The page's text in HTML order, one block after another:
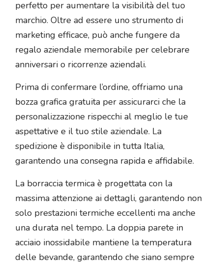
perfetto per aumentare la visibilità del tuo
marchio. Oltre ad essere uno strumento di
marketing efficace, può anche fungere da
regalo aziendale memorabile per celebrare
anniversari o ricorrenze aziendali.
Prima di confermare l’ordine, offriamo una
bozza grafica gratuita per assicurarci che la
personalizzazione rispecchi al meglio le tue
aspettative e il tuo stile aziendale. La
spedizione è disponibile in tutta Italia,
garantendo una consegna rapida e affidabile.
La borraccia termica è progettata con la
massima attenzione ai dettagli, garantendo non
solo prestazioni termiche eccellenti ma anche
una durata nel tempo. La doppia parete in
acciaio inossidabile mantiene la temperatura
delle bevande, garantendo che siano sempre